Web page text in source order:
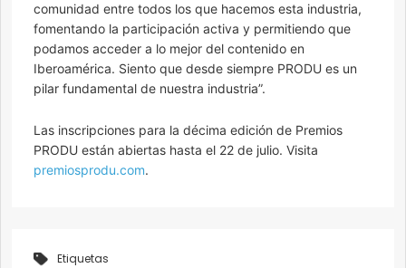
comunidad entre todos los que hacemos esta industria,
fomentando la participación activa y permitiendo que
podamos acceder a lo mejor del contenido en
Iberoamérica. Siento que desde siempre PRODU es un
pilar fundamental de nuestra industria”.
Las inscripciones para la décima edición de Premios
PRODU están abiertas hasta el 22 de julio. Visita
premiosprodu.com.
Etiquetas